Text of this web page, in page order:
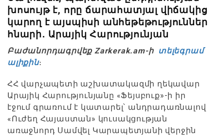
խոսույթ է, որը ճարահատյալ վիճակից
կարող է այսպիսի անհեթեթություններ
հնարի․ Արայիկ Հարությունյան
Բաժանորդագրվեք Zarkerak.am-ի տելեգրամ
ալիքին։
ՀՀ վարչապետի աշխատակազմի ղեկավար
Արայիկ Հարությունյանը «Ֆեյսբուք»-ի իր
էջում գրառում է կատարել՝ անդրադառնալով
«Ուժեղ Հայաստան» կուսակցության
առաջնորդ Սամվել Կարապետյանի վերջին